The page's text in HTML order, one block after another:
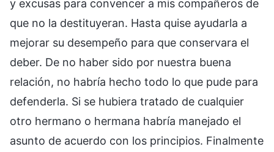
y excusas para convencer a mis compañeros de
que no la destituyeran. Hasta quise ayudarla a
mejorar su desempeño para que conservara el
deber. De no haber sido por nuestra buena
relación, no habría hecho todo lo que pude para
defenderla. Si se hubiera tratado de cualquier
otro hermano o hermana habría manejado el
asunto de acuerdo con los principios. Finalmente